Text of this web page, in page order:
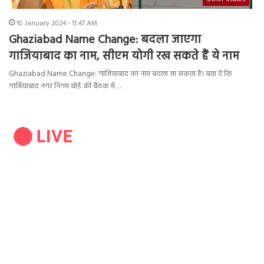
10 January 2024 - 11:47 AM
Ghaziabad Name Change: बदला जाएगा
गाजियाबाद का नाम, सीएम योगी रख सकते हैं ये नाम
Ghaziabad Name Change: गाजियाबाद का नाम बदला जा सकता है। बता दें कि
गाजियाबाद नगर निगम बोर्ड की बैठक में…